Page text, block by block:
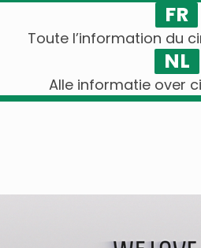
FR
Toute l’information du
NL
Alle informatie over